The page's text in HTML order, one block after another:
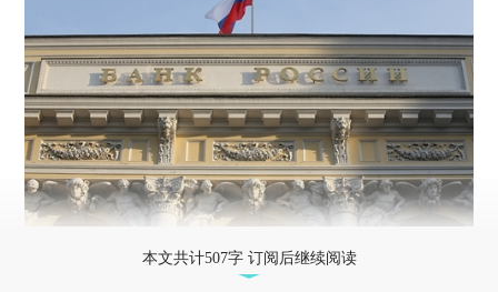
本文共计507字 订阅后继续阅读